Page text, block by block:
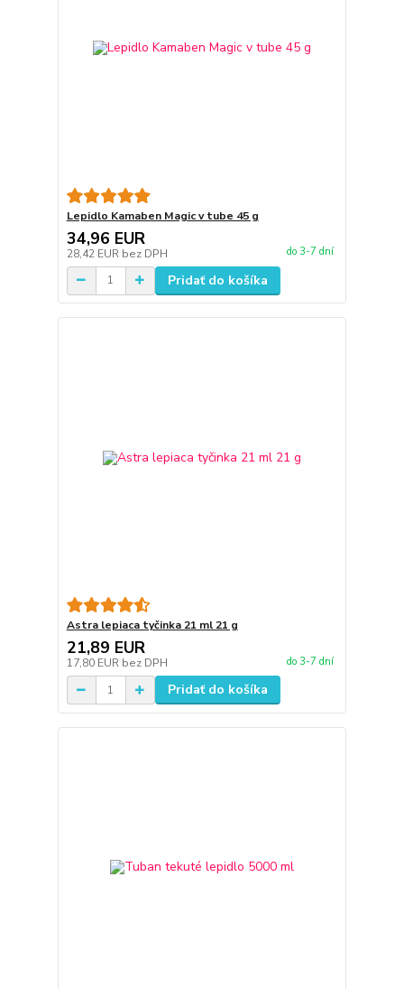
Lepidlo Kamaben Magic v tube 45 g
34,96 EUR
28,42 EUR bez DPH do 3-7 dní
Pridať do košíka
Astra lepiaca tyčinka 21 ml 21 g
21,89 EUR
17,80 EUR bez DPH do 3-7 dní
Pridať do košíka